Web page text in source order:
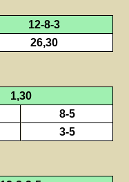
12-8-3
26,30
1,30
8-5
3-5